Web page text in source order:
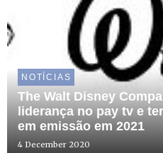
NOTÍCIAS
The Walt Disney
liderança no pay tv e
em emissão em 2021
4 December 2020